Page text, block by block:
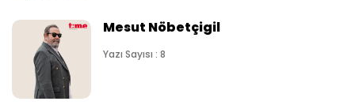
Mesut Nöbetçigil
Yazı Sayısı : 8